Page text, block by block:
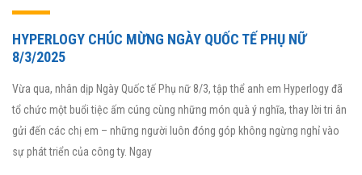
HYPERLOGY CHÚC MỪNG NGÀY QUỐC TẾ PHỤ NỮ
8/3/2025
Vừa qua, nhân dịp Ngày Quốc tế Phụ nữ 8/3, tập thể anh em Hyperlogy đã
tổ chức một buổi tiệc ấm cúng cùng những món quà ý nghĩa, thay lời tri ân
gửi đến các chị em – những người luôn đóng góp không ngừng nghỉ vào
sự phát triển của công ty. Ngay